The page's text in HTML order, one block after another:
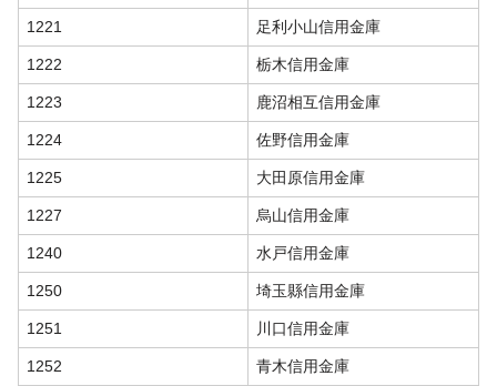
1221 足利小山信用金庫
1222 栃木信用金庫
1223 鹿沼相互信用金庫
1224 佐野信用金庫
1225 大田原信用金庫
1227 烏山信用金庫
1240 水戸信用金庫
1250 埼玉縣信用金庫
1251 川口信用金庫
1252 青木信用金庫